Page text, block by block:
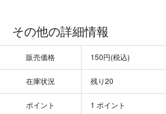
その他の詳細情報
販売価格 150円(税込)
在庫状況 残り20
ポイント 1 ポイント